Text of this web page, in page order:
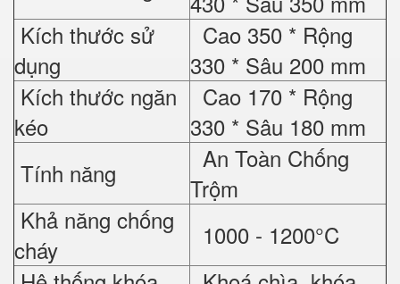
Kích thước sử
dụng
Cao 350 * Rộng
330 * Sâu 200 mm
Kích thước ngăn
kéo
Cao 170 * Rộng
330 * Sâu 180 mm
Tính năng
An Toàn Chống
Trộm
Khả năng chống
cháy
1000 - 1200°C